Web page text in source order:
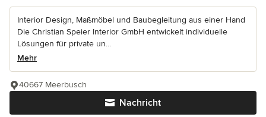
Interior Design, Maßmöbel und Baubegleitung aus einer Hand
Die Christian Speier Interior GmbH entwickelt individuelle
Lösungen für private un...
Mehr
Nachricht
40667 Meerbusch